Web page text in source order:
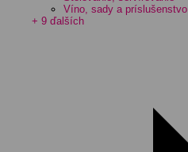
Víno, sady a príslušenstvo
+ 9 ďalších